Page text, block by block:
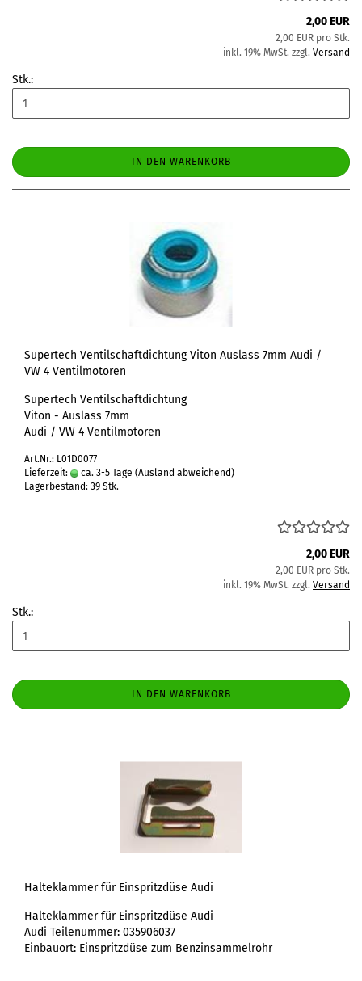
2,00 EUR
2,00 EUR pro Stk.
inkl. 19% MwSt. zzgl. Versand
Stk.:
IN DEN WARENKORB
Supertech Ventilschaftdichtung Viton Auslass 7mm Audi /
VW 4 Ventilmotoren
Supertech Ventilschaftdichtung
Viton - Auslass 7mm
Audi / VW 4 Ventilmotoren
Art.Nr.: L01D0077
Lieferzeit:
ca. 3-5 Tage (Ausland abweichend)
Lagerbestand: 39 Stk.
2,00 EUR
2,00 EUR pro Stk.
inkl. 19% MwSt. zzgl. Versand
Stk.:
IN DEN WARENKORB
Halteklammer für Einspritzdüse Audi
Halteklammer für Einspritzdüse Audi
Audi Teilenummer: 035906037
Einbauort: Einspritzdüse zum Benzinsammelrohr